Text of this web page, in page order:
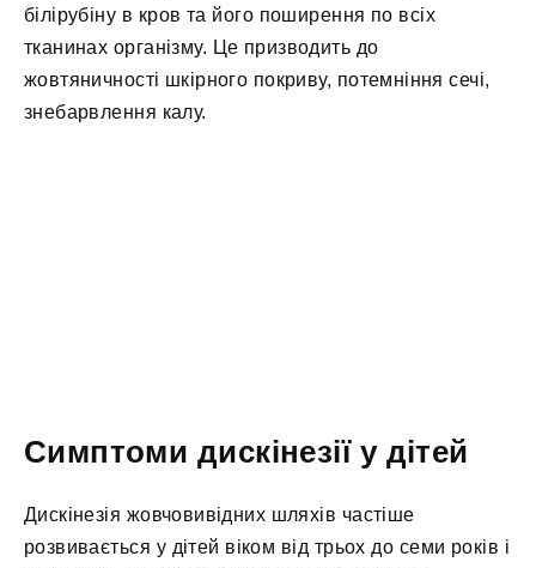
білірубіну в кров та його поширення по всіх
тканинах організму. Це призводить до
жовтяничності шкірного покриву, потемніння сечі,
знебарвлення калу.
Симптоми дискінезії у дітей
Дискінезія жовчовивідних шляхів частіше
розвивається у дітей віком від трьох до семи років і